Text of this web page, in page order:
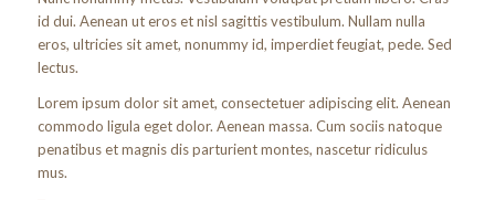
id dui. Aenean ut eros et nisl sagittis vestibulum. Nullam nulla
eros, ultricies sit amet, nonummy id, imperdiet feugiat, pede. Sed
lectus.
Lorem ipsum dolor sit amet, consectetuer adipiscing elit. Aenean
commodo ligula eget dolor. Aenean massa. Cum sociis natoque
penatibus et magnis dis parturient montes, nascetur ridiculus
mus.